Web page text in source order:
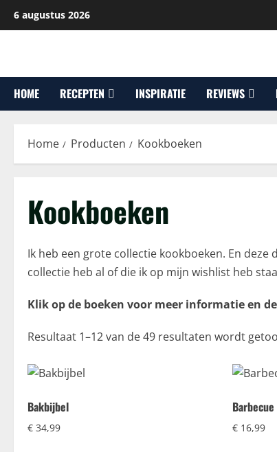
naar
6 augustus 2026
HOME RECEPTEN INSPIRATIE REVIEWS
Home Producten Kookboeken
Kookboeken
Ik heb een grote collectie kookboeken. En
collectie heb al of die ik op mijn wishlist heb
Klik op de boeken voor meer informatie en
Resultaat 1–12 van de 49 resultaten wordt
Bakbijbel
€ 34,99 € 16,99